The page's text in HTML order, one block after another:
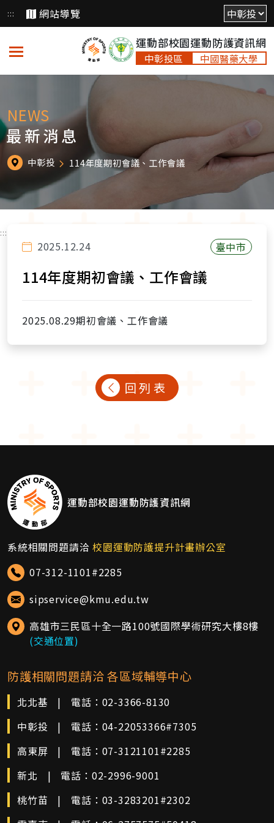
:::
跳
到
主
要
內
網站導覽
運動部校園運動防護資訊網
中彰投區 中國醫藥大學
NEWS
最新消息
中彰投 114年度期初會議、工作會議
:::
2025.12.24 臺中市
114年度期初會議、工作會議
2025.08.29期初會議、工作會議
回列表
運動部校園運動防護資訊網
系統相關問題請洽校園運動防護提升計畫辦公室
07-312-1101#2285
sipservice@kmu.edu.tw
高雄市三民區十全一路100號國際學術研究大樓8樓
(交通位置)
防護相關問題請洽 各區域輔導中心
北北基 | 電話： 02-3366-8130
中彰投
| 電話： 04-22053366#7305
高東屏
| 電話： 07-3121101#2285
新北
| 電話： 02-2996-9001
桃竹苗
| 電話： 03-3283201#2302